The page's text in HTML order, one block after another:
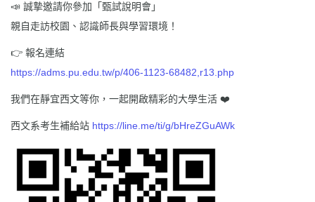
📣 誠摯邀請你參加「甄試說明會」
親自走訪校園、認識師長與學習環境！
👉 報名連結
https://adms.pu.edu.tw/p/406-1123-68482,r13.php
我們在靜宜西文等你，一起開啟精彩的大學生活 ❤️
西文系考生補給站 https://line.me/ti/g/bHreZGuAWk